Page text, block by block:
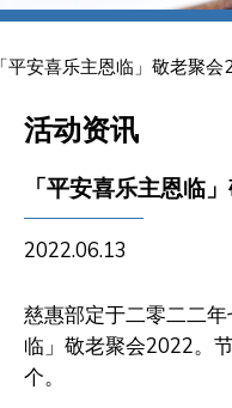
「平安喜乐主恩临」敬老聚
活动资讯
「平安喜乐主恩临
2022.06.13
慈惠部定于二零二二
临」敬老聚会2022。
个。